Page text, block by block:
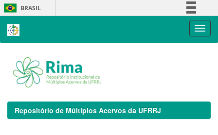
Skip
navigation
BRASIL
Repositório de Múltiplos Acervos da UFRRJ